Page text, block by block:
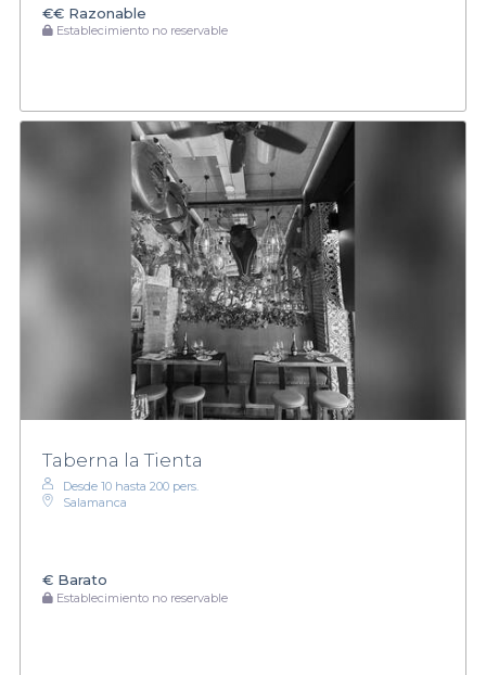
€€ Razonable
Establecimiento no reservable
Taberna la Tienta
Desde 10 hasta 200 pers.
Salamanca
€ Barato
Establecimiento no reservable